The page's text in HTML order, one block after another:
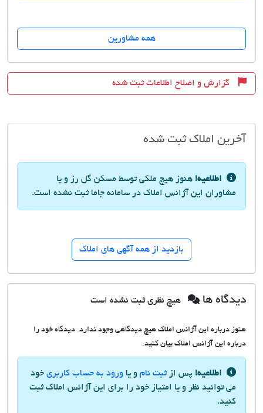
همه مشاورین
گزارش و اصلاح اطلاعات ثبت شده
آخرین املاک ثبت شده
اطلاعیه! هنوز هیچ ملکی توسط مسکن گل رز و یا
مشاوران این آژانس املاک در سامانه جاما ثبت نشده است.
بازدید از همه آگهی های املاک
دیدگاه ها هیچ نظری ثبت نشده است
هنوز درباره این آژانس املاک هیچ دیدگاهی وجود ندارد. دیدگاه خود را
درباره این آژانس املاک بیان کنید.
اطلاعیه! پس ازثبت نام و یا ورود به حساب کاربری خود
می توانید نظر و یا امتیاز خود را برای این آژانس املاک ثبت
کنید.